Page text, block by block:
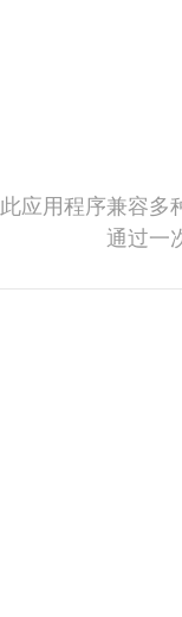
此应用程序兼容多
通过一